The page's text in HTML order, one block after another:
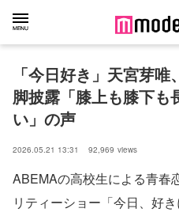
「今日好き」天宮芽
脚披露「膝上も膝下も
い」の声
2026.05.21 13:31 92,969 views
ABEMAの高校生による青春
リティーショー「今日、好き